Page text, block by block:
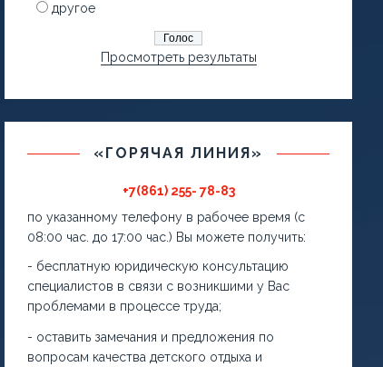
другое
Просмотреть результаты
«ГОРЯЧАЯ ЛИНИЯ»
+7(861) 255- 78-83
по указанному телефону в рабочее время (с
08:00 час. до 17:00 час.) Вы можете получить:
- бесплатную юридическую консультацию
специалистов в связи с возникшими у Вас
проблемами в процессе труда;
- оставить замечания и предложения по
вопросам качества детского отдыха и